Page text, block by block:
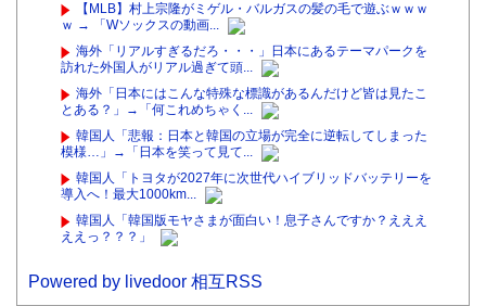
【MLB】村上宗隆がミゲル・バルガスの髪の毛で遊ぶｗｗｗ
ｗ → 「Wソックスの動画...
海外「リアルすぎるだろ・・・」日本にあるテーマパークを
訪れた外国人がリアル過ぎて頭...
海外「日本にはこんな特殊な標識があるんだけど皆は見たこ
とある？」→「何これめちゃく...
韓国人「悲報：日本と韓国の立場が完全に逆転してしまった
模様…」→「日本を笑って見て...
韓国人「トヨタが2027年に次世代ハイブリッドバッテリーを
導入へ！最大1000km...
韓国人「韓国版モヤさまが面白い！息子さんですか？えええ
ええっ？？？」
Powered by livedoor 相互RSS